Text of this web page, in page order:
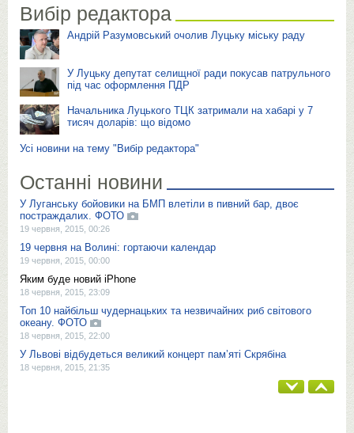
Вибір редактора
Андрій Разумовський очолив Луцьку міську раду
У Луцьку депутат селищної ради покусав патрульного
під час оформлення ПДР
Начальника Луцького ТЦК затримали на хабарі у 7
тисяч доларів: що відомо
Усі новини на тему "Вибір редактора"
Останні новини
У Луганську бойовики на БМП влетіли в пивний бар, двоє
постраждалих. ФОТО
19 червня, 2015, 00:26
19 червня на Волині: гортаючи календар
19 червня, 2015, 00:00
Яким буде новий iPhone
18 червня, 2015, 23:09
Топ 10 найбільш чудернацьких та незвичайних риб світового
океану. ФОТО
18 червня, 2015, 22:00
У Львові відбудеться великий концерт пам’яті Скрябіна
18 червня, 2015, 21:35